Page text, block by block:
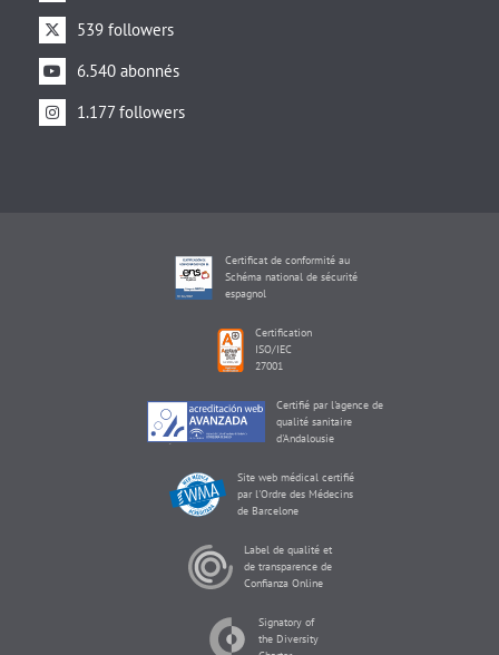
539 followers
6.540 abonnés
1.177 followers
Certificat de conformité au
Schéma national de sécurité
espagnol
Certification
ISO/IEC
27001
Certifié par l'agence de
qualité sanitaire
d'Andalousie
Site web médical certifié
par l'Ordre des Médecins
de Barcelone
Label de qualité et
de transparence de
Confianza Online
Signatory of
the Diversity